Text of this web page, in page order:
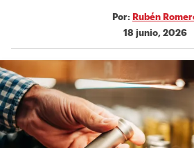
Por: Rubén
18 junio, 2026